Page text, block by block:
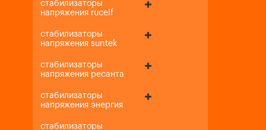
стабилизаторы
напряжения rucelf
стабилизаторы
напряжения suntek
стабилизаторы
напряжения ресанта
стабилизаторы
напряжения энергия
стабилизаторы